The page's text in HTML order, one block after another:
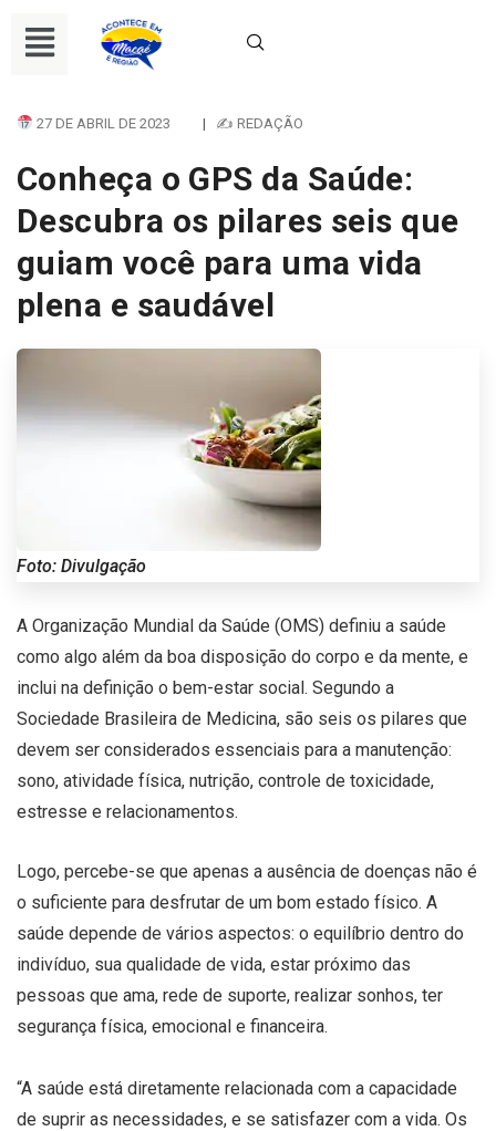
27 DE ABRIL DE 2023 | ✍ REDAÇÃO
Conheça o GPS da Saúde:
Descubra os pilares seis que
guiam você para uma vida
plena e saudável
Foto: Divulgação
A Organização Mundial da Saúde (OMS) definiu a saúde
como algo além da boa disposição do corpo e da mente, e
inclui na definição o bem-estar social. Segundo a
Sociedade Brasileira de Medicina, são seis os pilares que
devem ser considerados essenciais para a manutenção:
sono, atividade física, nutrição, controle de toxicidade,
estresse e relacionamentos.
Logo, percebe-se que apenas a ausência de doenças não é
o suficiente para desfrutar de um bom estado físico. A
saúde depende de vários aspectos: o equilíbrio dentro do
indivíduo, sua qualidade de vida, estar próximo das
pessoas que ama, rede de suporte, realizar sonhos, ter
segurança física, emocional e financeira.
“A saúde está diretamente relacionada com a capacidade
de suprir as necessidades, e se satisfazer com a vida. Os